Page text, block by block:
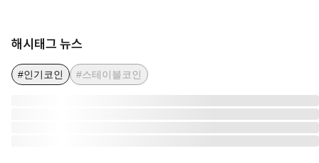
해시태그 뉴스
#인기코인 #스테이블코인